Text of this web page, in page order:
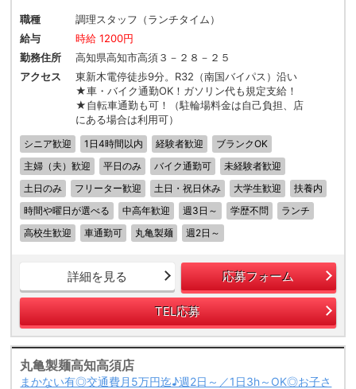
職種
調理スタッフ（ランチタイム）
給与
時給 1200円
勤務住所
高知県高知市高須３－２８－２５
アクセス
東新木電停徒歩9分。R32（南国バイパス）沿い
★車・バイク通勤OK！ガソリン代も規定支給！
★自転車通勤も可！（駐輪場料金は自己負担、店
にある場合は利用可）
シニア歓迎 1日4時間以内 経験者歓迎
ブランクOK
主婦（夫）歓迎
平日のみ バイク通勤可
未経験者歓迎
土日のみ
フリーター歓迎 土日・祝日休み 大学生歓迎
扶養内
時間や曜日が選べる
中高年歓迎 週3日～ 学歴不問
ランチ
高校生歓迎
車通勤可 丸亀製麺 週2日～
詳細を見る 応募フォーム
TEL応募
丸亀製麺高知高須店
まかない有◎交通費月5万円迄♪週2日～／1日3h～OK◎お子さ